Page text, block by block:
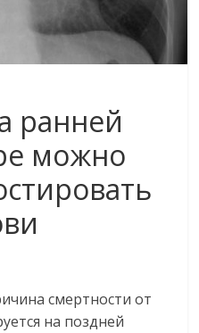
ранней
можно
смертности от
на поздней